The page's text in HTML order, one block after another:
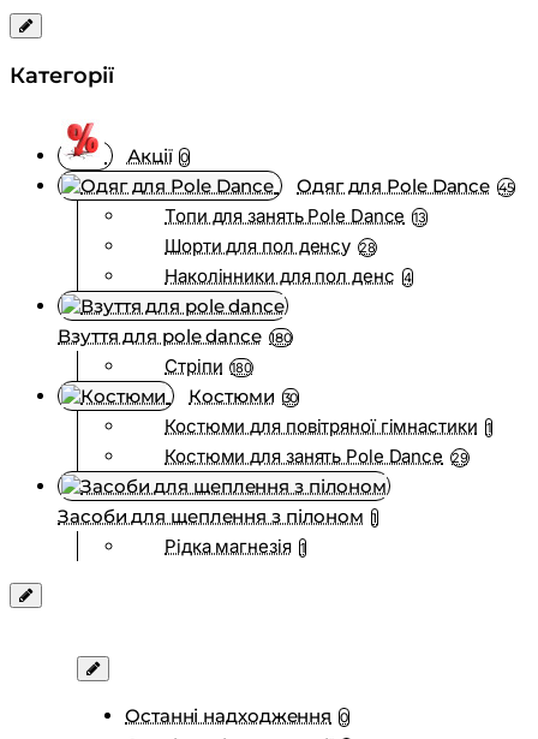
Категорії
Акції 0
Одяг для Pole Dance 45
Топи для занять Pole Dance 13
Шорти для пол денсу 28
Наколінники для пол денс 4
Взуття для pole dance 180
Стріпи 180
Костюми 30
Костюми для повітряної гімнастики 1
Костюми для занять Pole Dance 29
Засоби для щеплення з пілоном 1
Рідка магнезія 1
Останні надходження 0